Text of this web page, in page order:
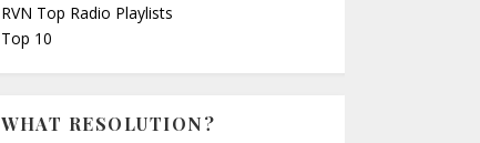
RVN Top Radio Playlists
Top 10
WHAT RESOLUTION?